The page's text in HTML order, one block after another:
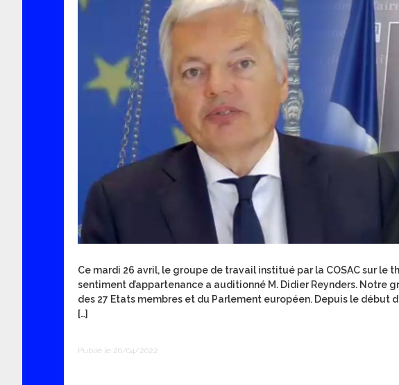
Ce mardi 26 avril, le groupe de travail institué par la COSAC sur le
sentiment d’appartenance a auditionné M. Didier Reynders.
des 27 Etats membres et du Parlement européen. Depuis le début
[…]
Publié le 26/04/2022